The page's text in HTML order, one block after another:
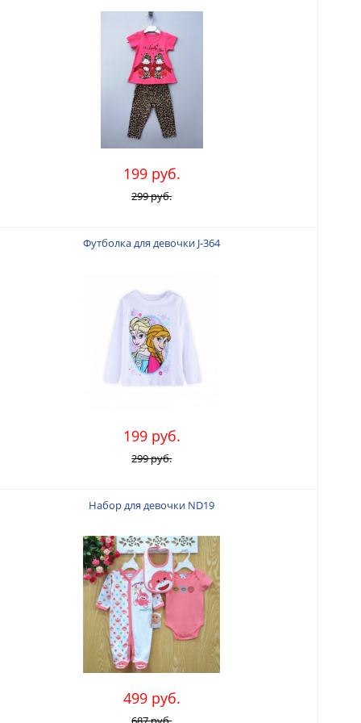
199 руб.
299 руб.
Футболка для девочки J-364
199 руб.
299 руб.
Набор для девочки ND19
499 руб.